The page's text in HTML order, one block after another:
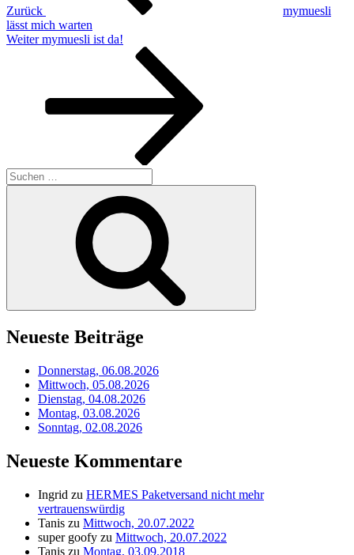
Zurück
mymuesli
lässt mich warten
Nächster
Weiter mymuesli ist da!
Suchen
nach:
Neueste Beiträge
Donnerstag, 06.08.2026
Mittwoch, 05.08.2026
Dienstag, 04.08.2026
Montag, 03.08.2026
Sonntag, 02.08.2026
Neueste Kommentare
Ingrid zu HERMES Paketversand nicht mehr
vertrauenswürdig
Tanis zu Mittwoch, 20.07.2022
super goofy zu Mittwoch, 20.07.2022
Tanis zu Montag, 03.09.2018